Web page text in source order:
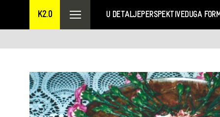
K2.0 U DETALJEPERSPEKTIVEDUGA